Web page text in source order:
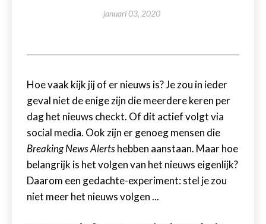
januari 03, 2020
Hoe vaak kijk jij of er nieuws is? Je zou in ieder
geval niet de enige zijn die meerdere keren per
dag het nieuws checkt. Of dit actief volgt via
social media. Ook zijn er genoeg mensen die
Breaking News Alertshebben aanstaan. Maar hoe
belangrijk is het volgen van het nieuws eigenlijk?
Daarom een gedachte-experiment: stel je zou
niet meer het nieuws volgen ...